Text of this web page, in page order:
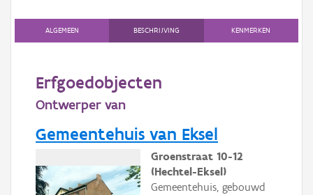
Thema
Persoon of collectief
Downloads
Hergebruik
Aanmelden
ALGEMEEN BESCHRIJVING KENMERKEN
Erfgoedobjecten
Ontwerper van
Gemeentehuis van Eksel
Groenstraat 10-12
(Hechtel-Eksel)
Gemeentehuis, gebouwd